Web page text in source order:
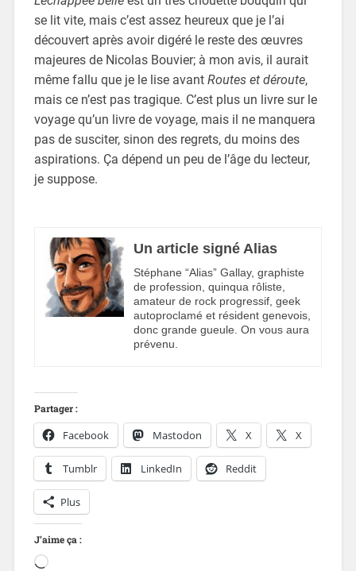
se lit vite, mais c’est assez heureux que je l’ai
découvert après avoir digéré le reste des œuvres
majeures de Nicolas Bouvier; à mon avis, il aurait
même fallu que je le lise avant Routes et déroute,
mais ce n’est pas tragique. C’est plus un livre sur le
voyage qu’un livre de voyage, mais il ne manquera
pas de susciter, sinon des regrets, du moins des
aspirations. Ça dépend un peu de l’âge du lecteur,
je suppose.
Un article signé Alias
Stéphane “Alias” Gallay, graphiste
de profession, quinqua rôliste,
amateur de rock progressif, geek
autoproclamé et résident genevois,
donc grande gueule. On vous aura
prévenu.
Partager :
Facebook Mastodon X X
Tumblr LinkedIn Reddit
Plus
J’aime ça :